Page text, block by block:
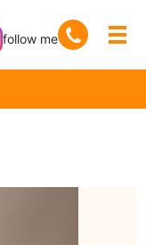
follow me